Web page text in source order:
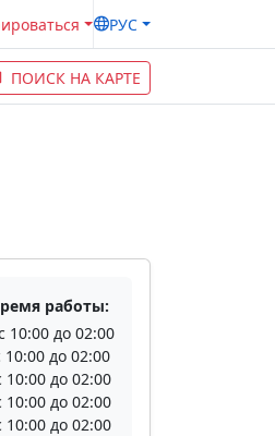
РУС
ПОИСК НА КАРТЕ
работы:
10:00 до 02:00
10:00 до 02:00
10:00 до 02:00
10:00 до 02:00
10:00 до 02:00